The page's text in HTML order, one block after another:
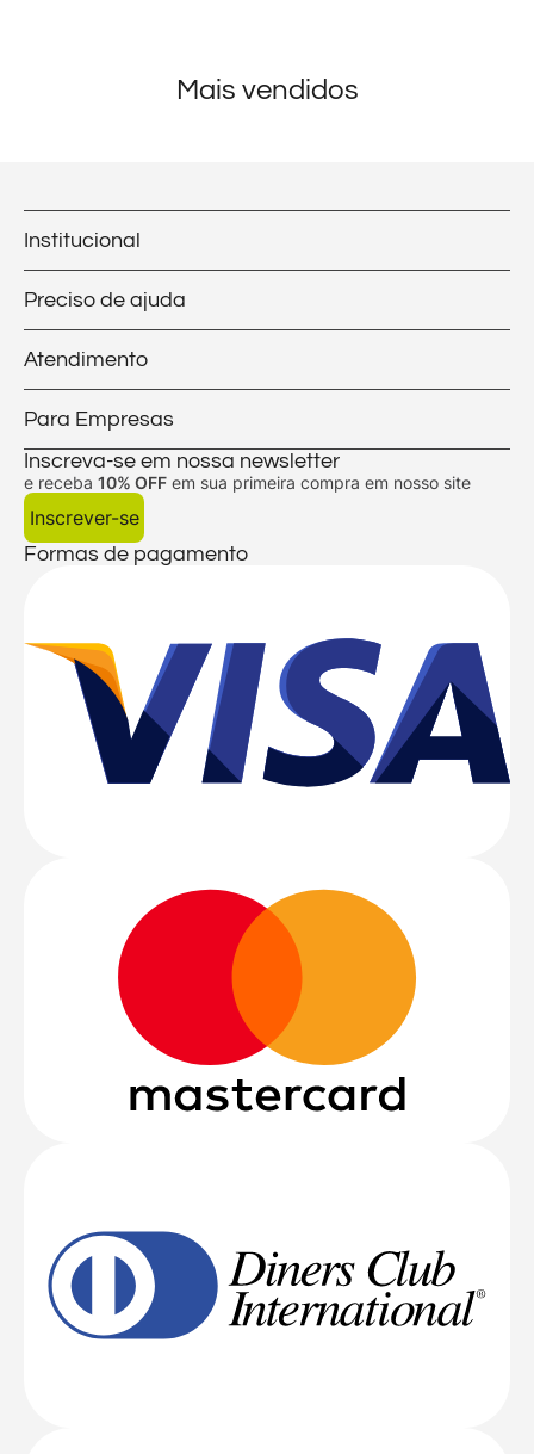
Mais vendidos
Institucional
Preciso de ajuda
Atendimento
Para Empresas
Inscreva-se em nossa newsletter
e receba 10% OFF em sua primeira compra em nosso site
Inscrever-se
Formas de pagamento